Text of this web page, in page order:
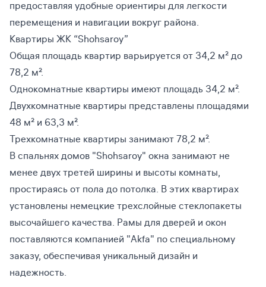
предоставляя удобные ориентиры для легкости
перемещения и навигации вокруг района.
Квартиры ЖК “Shohsaroy”
Общая площадь квартир варьируется от 34,2 м² до
78,2 м².
Однокомнатные квартиры имеют площадь 34,2 м².
Двухкомнатные квартиры представлены площадями
48 м² и 63,3 м².
Трехкомнатные квартиры занимают 78,2 м².
В спальнях домов "Shohsaroy" окна занимают не
менее двух третей ширины и высоты комнаты,
простираясь от пола до потолка. В этих квартирах
установлены немецкие трехслойные стеклопакеты
высочайшего качества. Рамы для дверей и окон
поставляются компанией "Akfa" по специальному
заказу, обеспечивая уникальный дизайн и
надежность.